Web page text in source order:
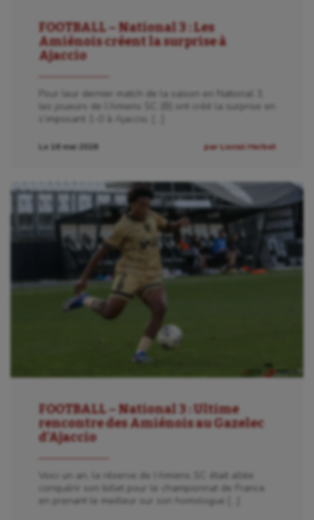
Pétanque
Randonnée / Marche
Roller-derby
Sarbacane
Sauvetage sportif
Sport adapté
Sport handicap
Sport santé
Sport-entreprise
Sport-santé
Tir à l'arc
Triathlon
Ultimate frisbee
Voile
FOOTBALL – National 3 : Les
Amiénois créent la surprise à
Ajaccio
Pour leur dernier match de la saison en National 3,
les joueurs de l’Amiens SC (B) ont créé la surprise en
s’imposant 1-0 à Ajaccio, […]
Le 16 mai 2026 par Lionel Herbet
FOOTBALL – National 3 : Ultime
rencontre des Amiénois au Gazelec
d’Ajaccio
Voici un an, la réserve de l’Amiens SC était allée
conquérir son billet pour le championnat de France
en prenant le meilleur sur son homologue […]